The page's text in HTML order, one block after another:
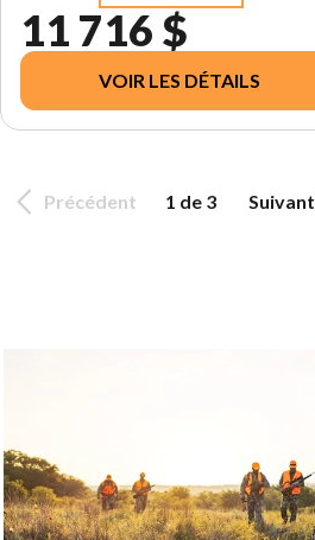
11 716 $
VOIR LES DÉTAILS
Précédent 1 de 3 Suivant